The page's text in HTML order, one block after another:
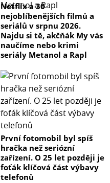
Netflix a 30
nejoblíbenějších filmů a
seriálů v srpnu 2026.
Najdu si tě, akčňák My vás
naučíme nebo krimi
seriály Metanol a Rapl
První fotomobil byl spíš
hračka než seriózní
zařízení. O 25 let později je
foťák klíčová část výbavy
telefonů